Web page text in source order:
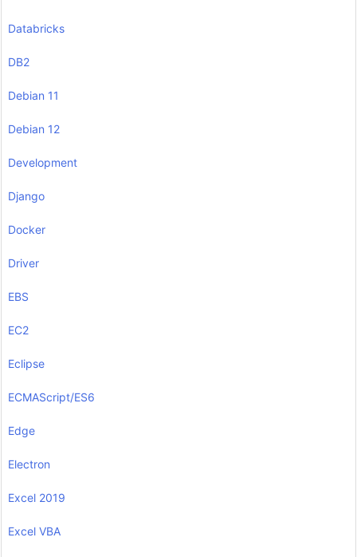
Databricks
DB2
Debian 11
Debian 12
Development
Django
Docker
Driver
EBS
EC2
Eclipse
ECMAScript/ES6
Edge
Electron
Excel 2019
Excel VBA